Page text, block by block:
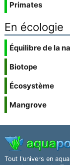
Primates
En écologie
Équilibre de la
Biotope
Écosystème
Mangrove
Tout l'univers en